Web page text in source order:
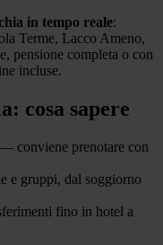
in tempo reale:
Terme, Lacco Ameno,
pensione completa o con
incluse.
cosa sapere
conviene prenotare con
e gruppi, dal soggiorno
fino in hotel a